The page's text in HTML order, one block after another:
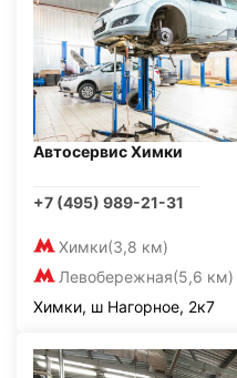
Автосервис Химки
+7 (495) 989-21-31
Химки(3,8 км)
Левобережная(5,6 км)
Химки, ш Нагорное, 2к7